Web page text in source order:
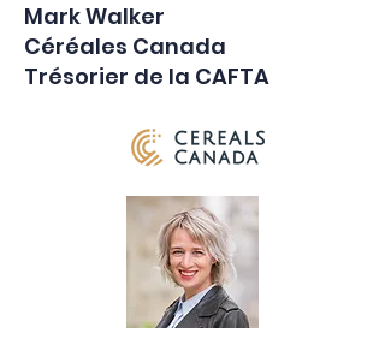
Mark Walker
Céréales Canada
Trésorier de la CAFTA